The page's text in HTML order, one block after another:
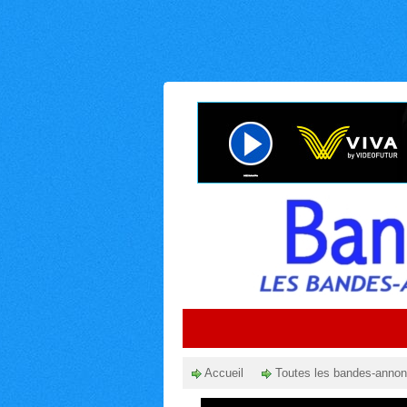
Accueil Toutes les bandes-